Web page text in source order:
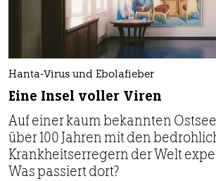
Hanta-Virus und Ebolafieber
Eine Insel voller Viren
Auf einer kaum bekannten
über 100 Jahren mit den
Krankheitserregern der Welt
Was passiert dort?